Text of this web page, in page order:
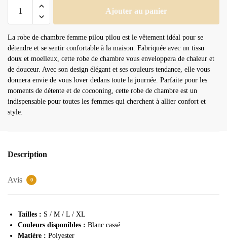
de
chambre
pilou
pilou
Ajouter au panier
La robe de chambre femme pilou pilou est le vêtement idéal pour se
détendre et se sentir confortable à la maison. Fabriquée avec un tissu
doux et moelleux, cette robe de chambre vous enveloppera de chaleur et
de douceur. Avec son design élégant et ses couleurs tendance, elle vous
donnera envie de vous lover dedans toute la journée. Parfaite pour les
moments de détente et de cocooning, cette robe de chambre est un
indispensable pour toutes les femmes qui cherchent à allier confort et
style.
Description
Avis 0
Tailles : S / M / L / XL
Couleurs disponibles : Blanc cassé
Matière : Polyester